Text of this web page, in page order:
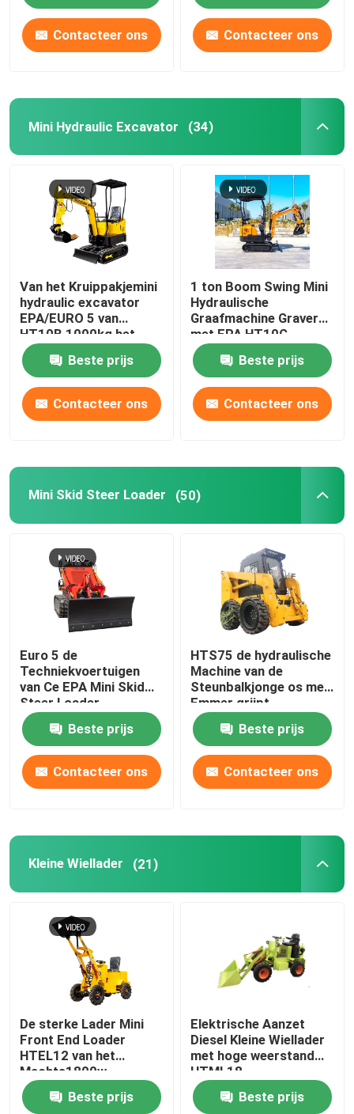
Contacteer ons Contacteer ons
Mini Hydraulic Excavator (34)
Van het Kruippakjemini
hydraulic excavator
EPA/EURO 5 van
HT10B 1000kg het
Huisgebruik
Beste prijs
Contacteer ons
1 ton Boom Swing Mini
Hydraulische
Graafmachine Graver
met EPA HT10G
Beste prijs
Contacteer ons
Mini Skid Steer Loader (50)
Euro 5 de
Techniekvoertuigen
van Ce EPA Mini Skid
Steer Loader
Multifunctional
Beste prijs
Contacteer ons
HTS75 de hydraulische
Machine van de
Steunbalkjonge os met
Emmer grijpt
Gehechtheid vast
Beste prijs
Contacteer ons
Kleine Wiellader (21)
De sterke Lader Mini
Front End Loader
HTEL12 van het
Machts1800w
Elektrische Kleine Wiel
Beste prijs
Elektrische Aanzet
Diesel Kleine Wiellader
met hoge weerstand
HTML18
Beste prijs